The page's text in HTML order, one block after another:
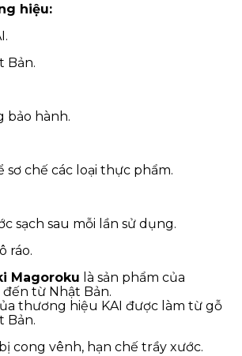
hiệu:
Bản.
bảo hành.
chế các loại thực phẩm.
sạch sau mỗi lần sử dụng.
ráo.
Magoroku là sản phẩm của
từ Nhật Bản.
thương hiệu KAI được làm từ gỗ
Bản.
cong vênh, hạn chế trầy xước.